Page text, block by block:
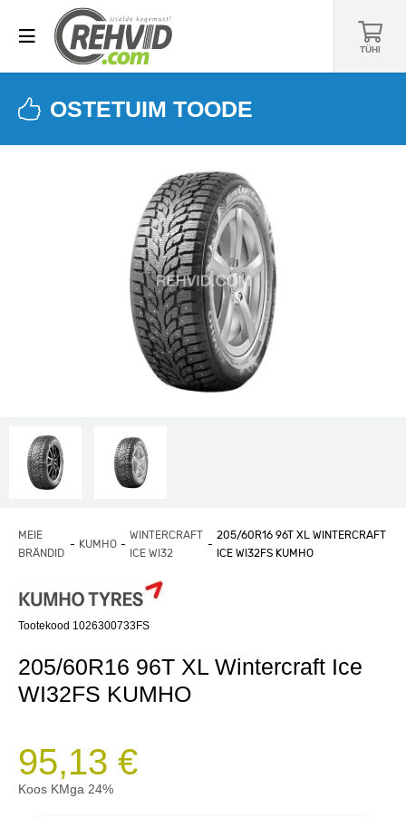
TÜHI
MEIE
BRÄNDID
KUMHO
WINTERCRAFT
ICE WI32
205/60R16 96T XL WINTERCRAFT
ICE WI32FS KUMHO
Tootekood 1026300733FS
205/60R16 96T XL Wintercraft Ice
WI32FS KUMHO
95,13 €
Koos KMga 24%
OSTETUIM TOODE